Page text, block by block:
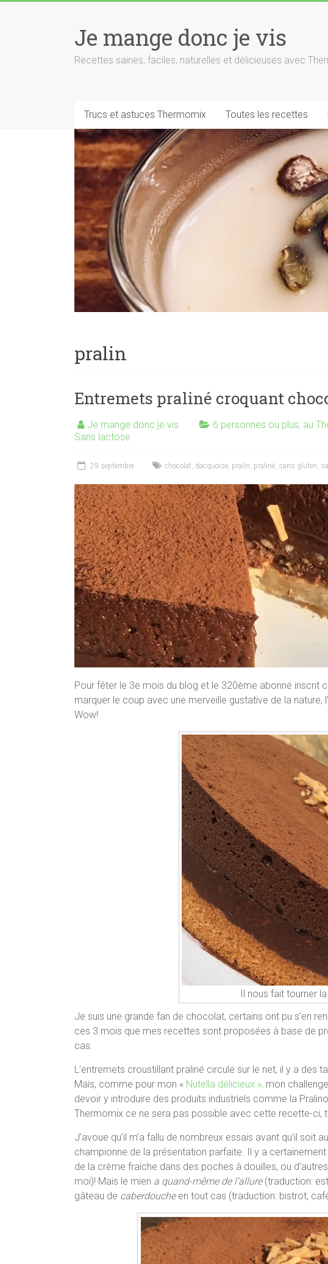
Je mange donc je vis
Recettes saines, faciles, naturelles et délicieuses avec
Trucs et astuces Thermomix Toutes les recettes
pralin
Entremets praliné croquant
Je mange donc je vis 6 personnes ou plus, au
Sans lactose
29 septembre chocolat, dacquoise, pralin, praliné, sans gluten,
Pour fêter le 3e mois du blog et le 320ème abonné inscrit
marquer le coup avec une merveille gustative de la
Wow!
Il nous fait tourner
Je suis une grande fan de chocolat, certains ont pu s’en
ces 3 mois que mes recettes sont proposées à base de
cas.
L’entremets croustillant praliné circule sur le net, il y a des
Mais, comme pour mon « Nutella délicieux », mon
devoir y introduire des produits industriels comme la
Thermomix ce ne sera pas possible avec cette recette-ci,
J’avoue qu’il m’a fallu de nombreux essais avant qu’il soit
championne de la présentation parfaite. Il y a
de la crème fraiche dans des poches à douilles, ou
moi)! Mais le mien a quand-même de l’allure(traduction:
gâteau de caberdoucheen tout cas (traduction: bistrot,